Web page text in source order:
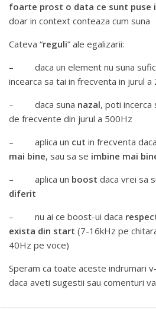
foarte prost o data ce sunt puse
doar in context conteaza cum suna
Cateva “reguli” ale egalizarii:
– daca un element nu suna
incearca sa tai in frecventa in jurul a
– daca suna nazal, poti incerca
de frecvente din jurul a 500Hz
– aplica un cut in frecventa
mai bine, sau sa se imbine mai
– aplica un boost daca vrei sa
diferit
– nu ai ce boost-ui daca
exista din start (7-16kHz pe
40Hz pe voce)
Speram ca toate aceste indrumari
daca aveti sugestii sau comenturi